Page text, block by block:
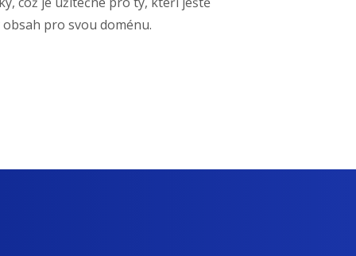
pro svou doménu.